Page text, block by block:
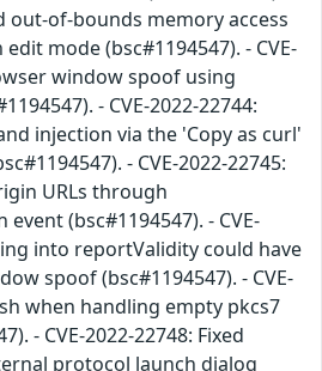
out-of-bounds memory access
mode (bsc#1194547). - CVE-
window spoof using
- CVE-2022-22744:
injection via the 'Copy as curl'
- CVE-2022-22745:
URLs through
(bsc#1194547). - CVE-
into reportValidity could have
spoof (bsc#1194547). - CVE-
when handling empty pkcs7
- CVE-2022-22748: Fixed
protocol launch dialog